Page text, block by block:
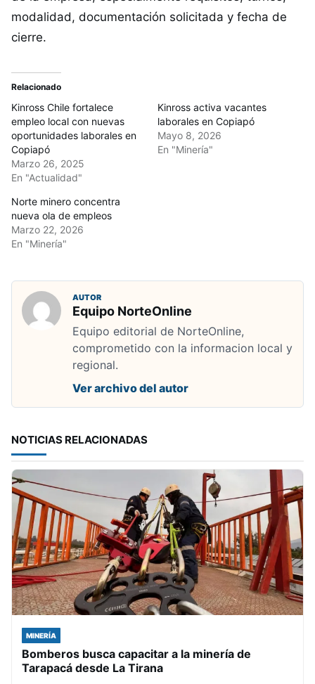
modalidad, documentación solicitada y fecha de
cierre.
Relacionado
Kinross Chile fortalece
empleo local con nuevas
oportunidades laborales en
Copiapó
Marzo 26, 2025
En "Actualidad"
Kinross activa vacantes
laborales en Copiapó
Mayo 8, 2026
En "Minería"
Norte minero concentra
nueva ola de empleos
Marzo 22, 2026
En "Minería"
AUTOR
Equipo NorteOnline
Equipo editorial de NorteOnline,
comprometido con la informacion local y
regional.
Ver archivo del autor
NOTICIAS RELACIONADAS
MINERÍA
Bomberos busca capacitar a la minería de
Tarapacá desde La Tirana